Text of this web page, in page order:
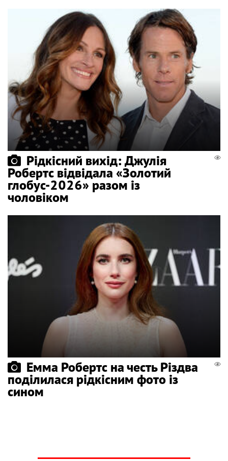
Рідкісний вихід: Джулія
Робертс відвідала «Золотий
глобус-2026» разом із
чоловіком
Емма Робертс на честь Різдва
поділилася рідкісним фото із
сином